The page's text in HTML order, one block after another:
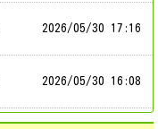
2026/05/30 17:16
2026/05/30 16:08